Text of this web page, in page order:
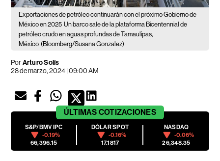
Exportaciones de petróleo continuarán con el próximo Gobierno de
México en 2025 Un barco sale de la plataforma Bicentennial de
petróleo crudo en aguas profundas de Tamaulipas,
México (Bloomberg/Susana Gonzalez)
PorArturo Solís
28 de marzo, 2024 | 09:00 AM
ÚLTIMAS COTIZACIONES
S&P/BMV IPC
-0.19%
66,396.15
DÓLAR SPOT
-0.16%
17.1817
NASDAQ
-0.06%
26,348.35